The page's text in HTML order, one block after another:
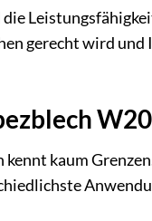
gerecht wird
kaum